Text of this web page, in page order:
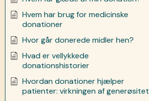
Hvem har brug for medicinske
donationer
Hvor går donerede midler hen?
Hvad er vellykkede
donationshistorier
Hvordan donationer hjælper
patienter: virkningen af generøsitet